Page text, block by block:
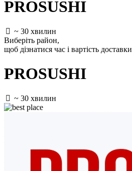
PROSUSHI
~ 30 хвилин
Виберіть район,
щоб дізнатися час і вартість доставки
PROSUSHI
~ 30 хвилин